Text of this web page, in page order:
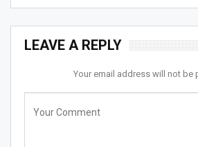
LEAVE A REPLY
Your email address will not be